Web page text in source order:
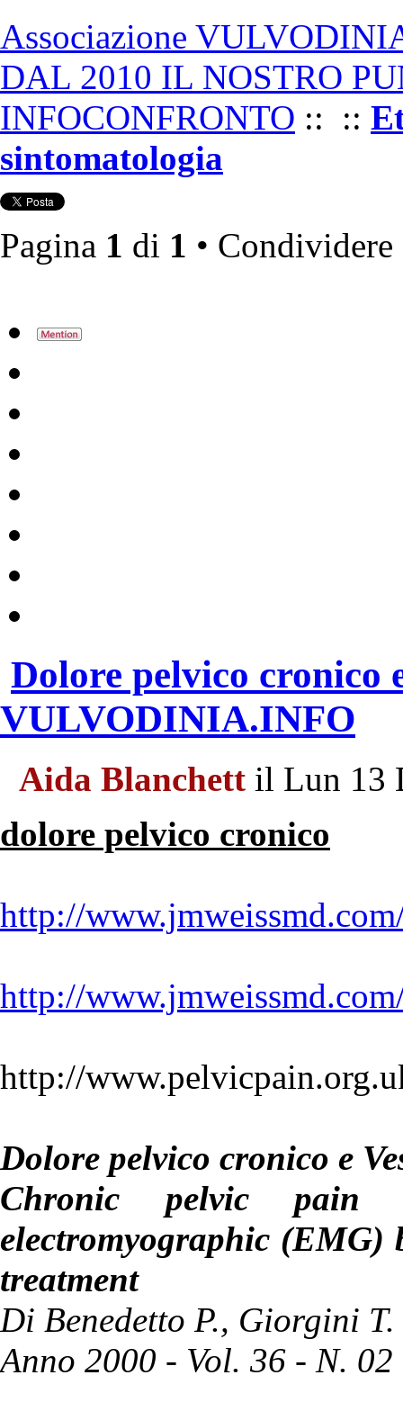
Associazione
DAL 2010 IL NOSTRO
INFOCONFRONTO :: ::
sintomatologia
Pagina 1 di 1 •
Dolore pelvico cronico
VULVODINIA.INFO
Aida Blanchett il Lun 13
dolore pelvico cronico
http://
http://
http://
Dolore pelvico cronico e
Chronic pelvic
electromyographic (EMG)
treatment
Di Benedetto P., Giorgini T.
Anno 2000 - Vol. 36 - N.